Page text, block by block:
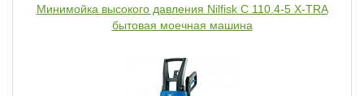
Минимойка высокого давления Nilfisk C 110.4-5 X-TRA
бытовая моечная машина